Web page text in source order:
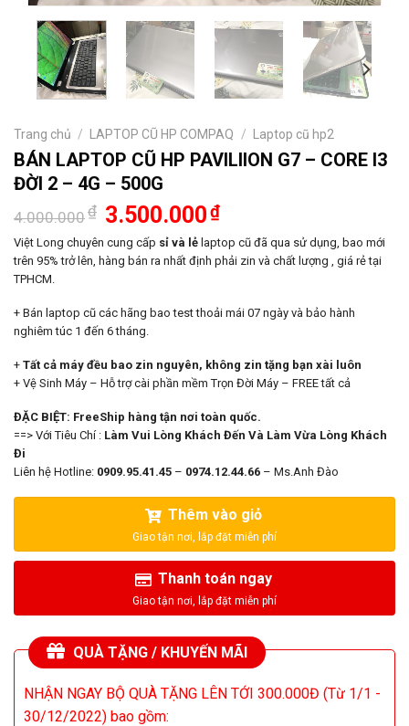
Trang chủ / LAPTOP CŨ HP COMPAQ / Laptop cũ hp2
BÁN LAPTOP CŨ HP PAVILIION G7 – CORE I3
ĐỜI 2 – 4G – 500G
4.000.000₫ Giá
gốc
là:
4.000.000₫.
3.500.000₫Giá
tại
là:
Việt Long chuyên cung cấp sỉ và lẻ laptop cũ đã qua sử dụng, bao mới
trên 95% trở lên, hàng bán ra nhất định phải zin và chất lượng , giá rẻ tại
TPHCM.
+ Bán laptop cũ các hãng bao test thoải mái 07 ngày và bảo hành
nghiêm túc 1 đến 6 tháng.
+ Tất cả máy đều bao zin nguyên, không zin tặng bạn xài luôn
+ Vệ Sinh Máy – Hỗ trợ cài phần mềm Trọn Đời Máy – FREE tất cả
ĐẶC BIỆT: FreeShip hàng tận nơi toàn quốc.
==> Với Tiêu Chí : Làm Vui Lòng Khách Đến Và Làm Vừa Lòng Khách
Đi
Liên hệ Hotline: 0909.95.41.45 – 0974.12.44.66 – Ms.Anh Đào
Thêm vào giỏ
Thanh toán ngay
QUÀ TẶNG / KHUYẾN MÃI
NHẬN NGAY BỘ QUÀ TẶNG LÊN TỚI 300.000Đ (Từ 1/1 -
30/12/2022) bao gồm: